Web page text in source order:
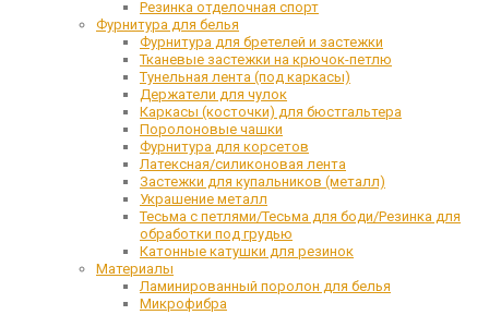
Резинка отделочная спорт
Фурнитура для белья
Фурнитура для бретелей и застежки
Тканевые застежки на крючок-петлю
Тунельная лента (под каркасы)
Держатели для чулок
Каркасы (косточки) для бюстгальтера
Поролоновые чашки
Фурнитура для корсетов
Латексная/силиконовая лента
Застежки для купальников (металл)
Украшение металл
Тесьма с петлями/Тесьма для боди/Резинка для
обработки под грудью
Катонные катушки для резинок
Материалы
Ламинированный поролон для белья
Микрофибра